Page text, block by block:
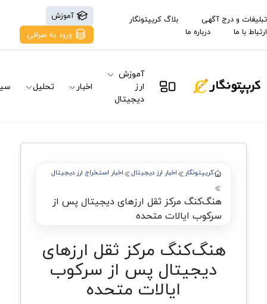
تبلیغات و درج آگهی
بلاگ کریپتونگار
ارتباط با ما
درباره ما
آموزش
ورود به صرافی
آموزش
ارز
دیجیتال
اخبار تحلیل
کریپتونگار اخبار ارز دیجیتال اخبار استخراج ارز دیجیتال
هنگ‌کنگ مرکز ثقل ارزهای دیجیتال پس از
سرکوب ایالات متحده
هنگ‌کنگ مرکز ثقل ارزهای
دیجیتال پس از سرکوب
ایالات متحده